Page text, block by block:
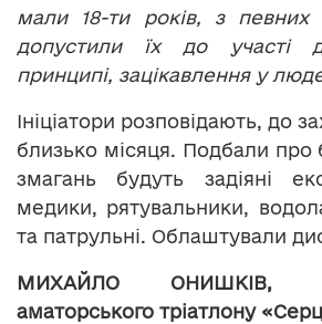
мали 18-ти років, з
допустили їх до участі
принципі, зацікавлення у
Ініціатори розповідають, до
близько місяця. Подбали про
змагань будуть задіяні
медики, рятувальники,
та патрульні. Облаштували
МИХАЙЛО ОНИШКІВ,
аматорського тріатлону